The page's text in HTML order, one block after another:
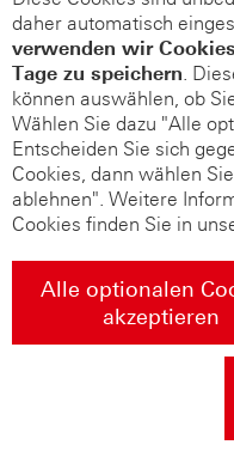
daher automatisch
verwenden wir
Tage zu speichern.
können auswählen, ob
Wählen Sie dazu "Alle
Entscheiden Sie sich
Cookies, dann wählen
ablehnen". Weitere
Cookies finden Sie in
Alle optionalen
akzeptieren